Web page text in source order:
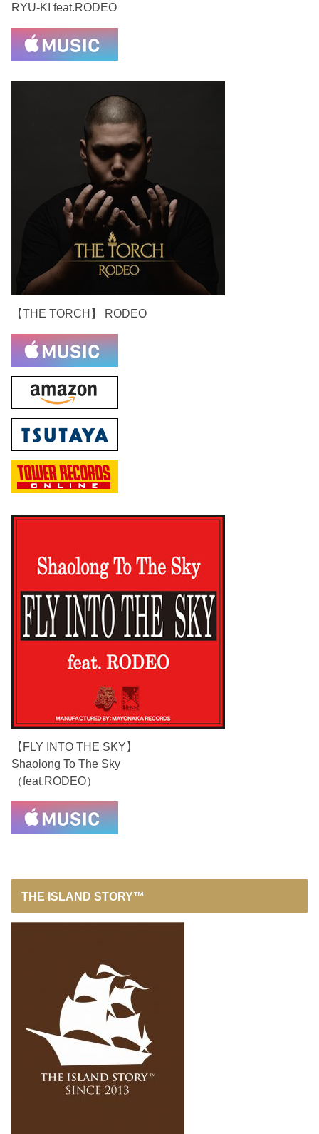
RYU-KI feat.RODEO
【THE TORCH】 RODEO
【FLY INTO THE SKY】
Shaolong To The Sky
（feat.RODEO）
THE ISLAND STORY™